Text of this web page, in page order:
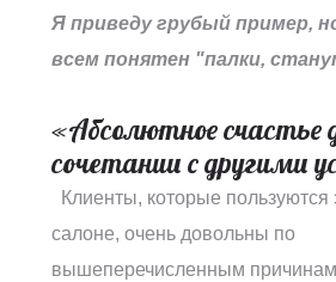
Я приведу грубый пример,
всем понятен "палки,
«Абсолютное счастье
сочетании с другими
Клиенты, которые пользуются
салоне, очень довольны по
вышеперечисленным